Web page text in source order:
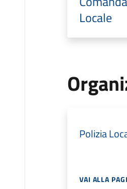
Locale
Polizia
VAI ALLA